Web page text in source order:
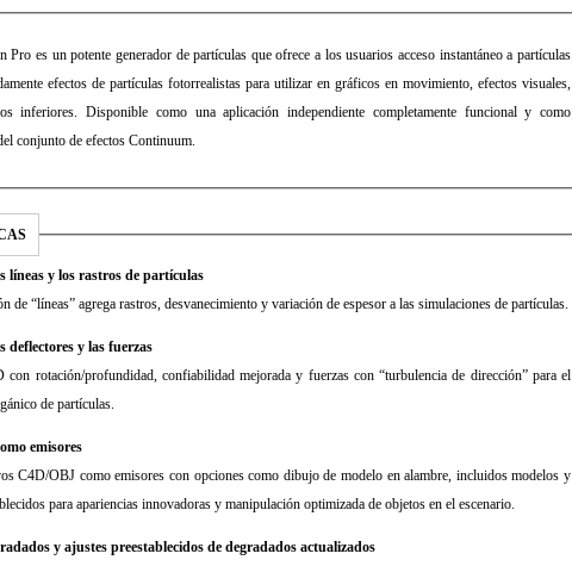
Pro es un potente generador de partículas que ofrece a los usuarios acceso instantáneo a partículas
efectos de partículas fotorrealistas para utilizar en gráficos en movimiento, efectos visuales,
inferiores. Disponible como una aplicación independiente completamente funcional y como
conjunto de efectos Continuum.
líneas y los rastros de partículas
de “líneas” agrega rastros, desvanecimiento y variación de espesor a las simulaciones de partículas.
deflectores y las fuerzas
con rotación/profundidad, confiabilidad mejorada y fuerzas con “turbulencia de dirección” para el
de partículas.
emisores
C4D/OBJ como emisores con opciones como dibujo de modelo en alambre, incluidos modelos y
para apariencias innovadoras y manipulación optimizada de objetos en el escenario.
y ajustes preestablecidos de degradados actualizados